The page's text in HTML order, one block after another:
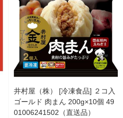
井村屋（株） [冷凍食品] ２コ入
ゴールド 肉まん 200g×10個 49
01006241502（直送品）